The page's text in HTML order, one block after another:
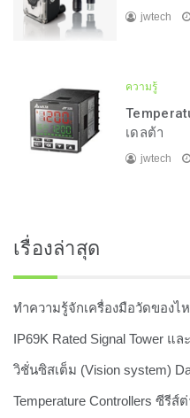
jwtech
ความรู้
เดลต้า
jwtech
เรื่องล่าสุด
ทำความรู้จักเครื่องมือวัดของไ
IP69K Rated Signal Tower แล
วิชั่นซิสเต็ม (Vision system)
Temperature Controllers ซีรีส์